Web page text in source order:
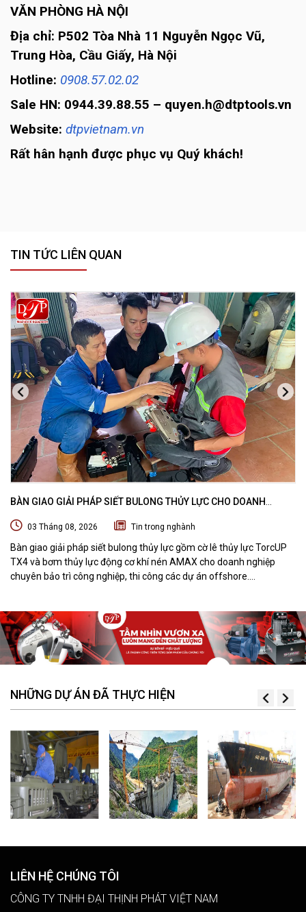
VĂN PHÒNG HÀ NỘI
Địa chỉ: P502 Tòa Nhà 11 Nguyễn Ngọc Vũ,
Trung Hòa, Cầu Giấy, Hà Nội
Hotline: 0908.57.02.02
Sale HN: 0944.39.88.55 – quyen.h@dtptools.vn
Website: dtpvietnam.vn
Rất hân hạnh được phục vụ Quý khách!
TIN TỨC LIÊN QUAN
BÀN GIAO GIẢI PHÁP SIẾT BULONG THỦY LỰC CHO DOANH
03 Tháng 08, 2026 Tin trong nghành
Bàn giao giải pháp siết bulong thủy lực gồm cờ lê thủy lực TorcUP
TX4 và bơm thủy lực động cơ khí nén AMAX cho doanh nghiệp
chuyên bảo trì công nghiệp, thi công các dự án offshore.
NHỮNG DỰ ÁN ĐÃ THỰC HIỆN
LIÊN HỆ CHÚNG TÔI
CÔNG TY TNHH ĐẠI THỊNH PHÁT VIỆT NAM